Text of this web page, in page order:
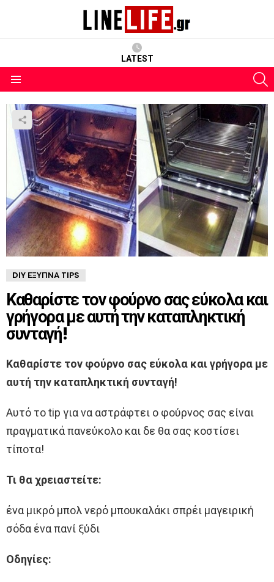
LATEST
DIY ΈΞΥΠΝΑ TIPS
Καθαρίστε τον φούρνο σας εύκολα και
γρήγορα με αυτή την καταπληκτική
συνταγή!
Καθαρίστε τον φούρνο σας εύκολα και γρήγορα με
αυτή την καταπληκτική συνταγή!
Αυτό το tip για να αστράφτει ο φούρνος σας είναι
πραγματικά πανεύκολο και δε θα σας κοστίσει
τίποτα!
Τι θα χρειαστείτε:
ένα μικρό μπολ νερό μπουκαλάκι σπρέι μαγειρική
σόδα ένα πανί ξύδι
Οδηγίες: